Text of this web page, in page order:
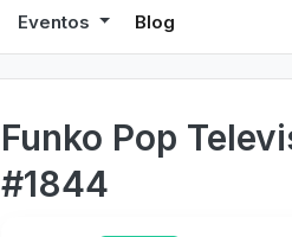
Eventos Blog
Funko Pop
#1844